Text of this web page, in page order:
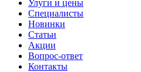
Улуги и цены
Специалисты
Новинки
Статьи
Акции
Вопрос-ответ
Контакты